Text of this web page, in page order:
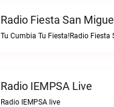
Radio Fiesta San
Radio IEMPSA Live
Radio IEMPSA live